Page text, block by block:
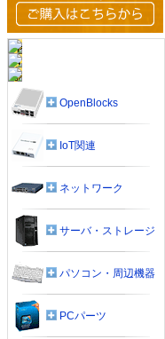
OpenBlocks
IoT関連
ネットワーク
サーバ・ストレージ
パソコン・周辺機器
PCパーツ